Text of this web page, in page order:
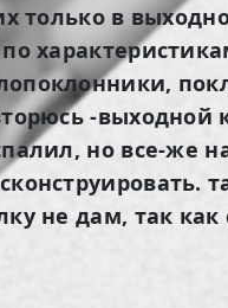
только в
-выходной
но все-же
не дам, так